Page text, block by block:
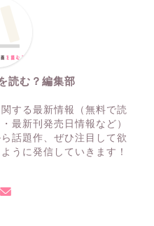
読む？編集部
する最新情報（無料で読
最新刊発売日情報など）
話題作、ぜひ注目して欲
うに発信していきます！